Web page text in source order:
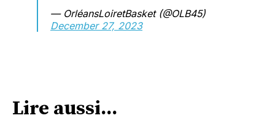
— OrléansLoiretBasket (@OLB45)
December 27, 2023
Lire aussi...